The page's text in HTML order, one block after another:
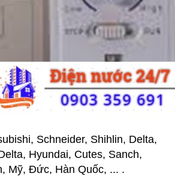
Schneider, Shihlin, Delta,
Hyundai, Cutes, Sanch,
Mỹ, Đức, Hàn Quốc, ... .